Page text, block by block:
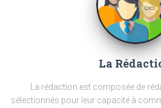
La
La rédaction est composée de
sélectionnés pour leur capacité à